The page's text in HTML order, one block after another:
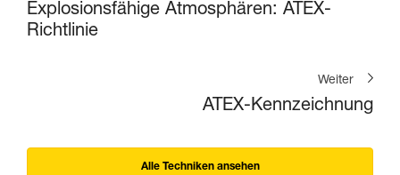
Explosionsfähige Atmosphären: ATEX-
Richtlinie
Weiter
ATEX-Kennzeichnung
Alle Techniken ansehen